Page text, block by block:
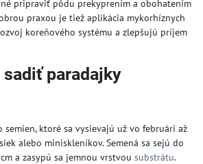
pripraviť pôdu prekyprením a obohatením
praxou je tiež aplikácia mykorhíznych
koreňového systému a zlepšujú príjem
paradajky
semien, ktoré sa vysievajú už vo februári až
alebo miniskleníkov. Semená sa sejú do
a zasypú sa jemnou vrstvou substrátu.